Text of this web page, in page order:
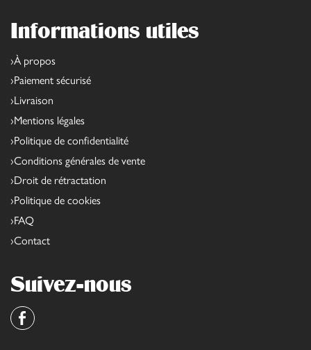
Informations utiles
À propos
Paiement sécurisé
Livraison
Mentions légales
Politique de confidentialité
Conditions générales de vente
Droit de rétractation
Politique de cookies
FAQ
Contact
Suivez-nous
Facebook